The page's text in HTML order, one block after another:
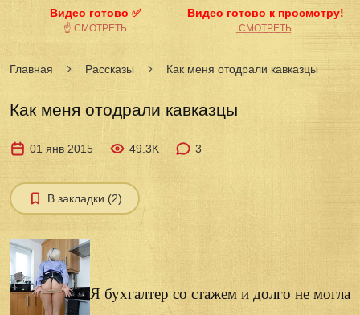
Видео готово ✅
☝ СМОТРЕТЬ
Видео готово к просмотру!
͟С͟М͟О͟Т͟Р͟Е͟Т͟Ь
Главная Рассказы Как меня отодрали кавказцы
Как меня отодрали кавказцы
01 янв 2015 49.3K 3
В закладки (2)
Я бухгалтер со стажем и долго не могла